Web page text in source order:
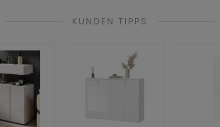
KUNDEN TIPPS